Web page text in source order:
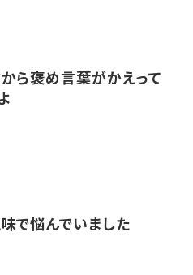
ら褒め言葉がかえって
で悩んでいました